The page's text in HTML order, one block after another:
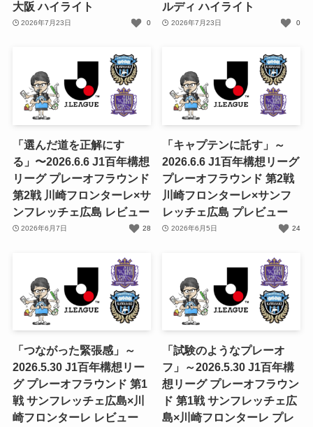
大阪 ハイライト
2026年7月23日 0
ルディ ハイライト
2026年7月23日 0
「選んだ道を正解にす
る」〜2026.6.6 J1百年構想
リーグ プレーオフラウンド
第2戦 川崎フロンターレ×サ
ンフレッチェ広島 レビュー
2026年6月7日 28
「キャプテンに託す」～
2026.6.6 J1百年構想リーグ
プレーオフラウンド 第2戦
川崎フロンターレ×サンフ
レッチェ広島 プレビュー
2026年6月5日 24
「つながった緊張感」～
2026.5.30 J1百年構想リー
グ プレーオフラウンド 第1
戦 サンフレッチェ広島×川
崎フロンターレ レビュー
「試験のようなプレーオ
フ」～2026.5.30 J1百年構
想リーグ プレーオフラウン
ド 第1戦 サンフレッチェ広
島×川崎フロンターレ プレ